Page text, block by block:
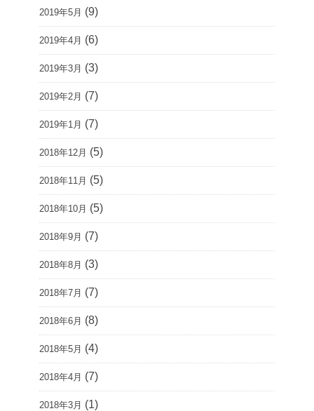
2019年5月 (9)
2019年4月 (6)
2019年3月 (3)
2019年2月 (7)
2019年1月 (7)
2018年12月 (5)
2018年11月 (5)
2018年10月 (5)
2018年9月 (7)
2018年8月 (3)
2018年7月 (7)
2018年6月 (8)
2018年5月 (4)
2018年4月 (7)
2018年3月 (1)